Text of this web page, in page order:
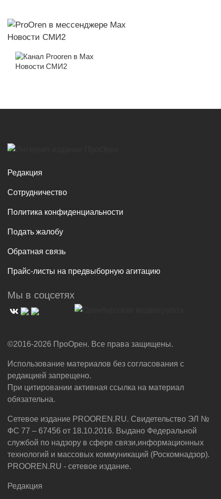
Новости СМИ2
Новости СМИ2
Редакция
Сотрудничество
Политика конфиденциальности
Подать жалобу
Обратная связь
Прайс-листы на предвыборную агитацию
Мы в соцсетях
©2016-2026 ПроОрен. Все права защищены.
Использование материалов без согласования с
редакцией запрещено.
При цитировании активная ссылка на материал
обязательна.
Сетевое издание PROOREN.RU. Свидетельство ЭЛ №
ФС 77 – 67456 от 18.10.2016. Выдано Федеральной
службой по надзору в сфере связи,информационных
технологий и массовых коммуникаций (Роскомнадзор).
PROOREN.RU - сетевое издание.
Редакция